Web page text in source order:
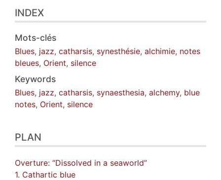
INDEX
Mots-clés
Blues, jazz, catharsis, synesthésie, alchimie, notes
bleues, Orient, silence
Keywords
Blues, jazz, catharsis, synaesthesia, alchemy, blue
notes, Orient, silence
PLAN
Overture: “Dissolved in a seaworld”
1. Cathartic blue